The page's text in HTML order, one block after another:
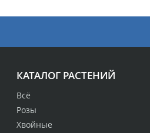
КАТАЛОГ РАСТЕНИЙ
Всё
Розы
Хвойные